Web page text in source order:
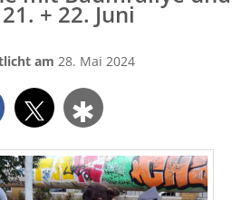
+ 22. Juni
am 28. Mai 2024